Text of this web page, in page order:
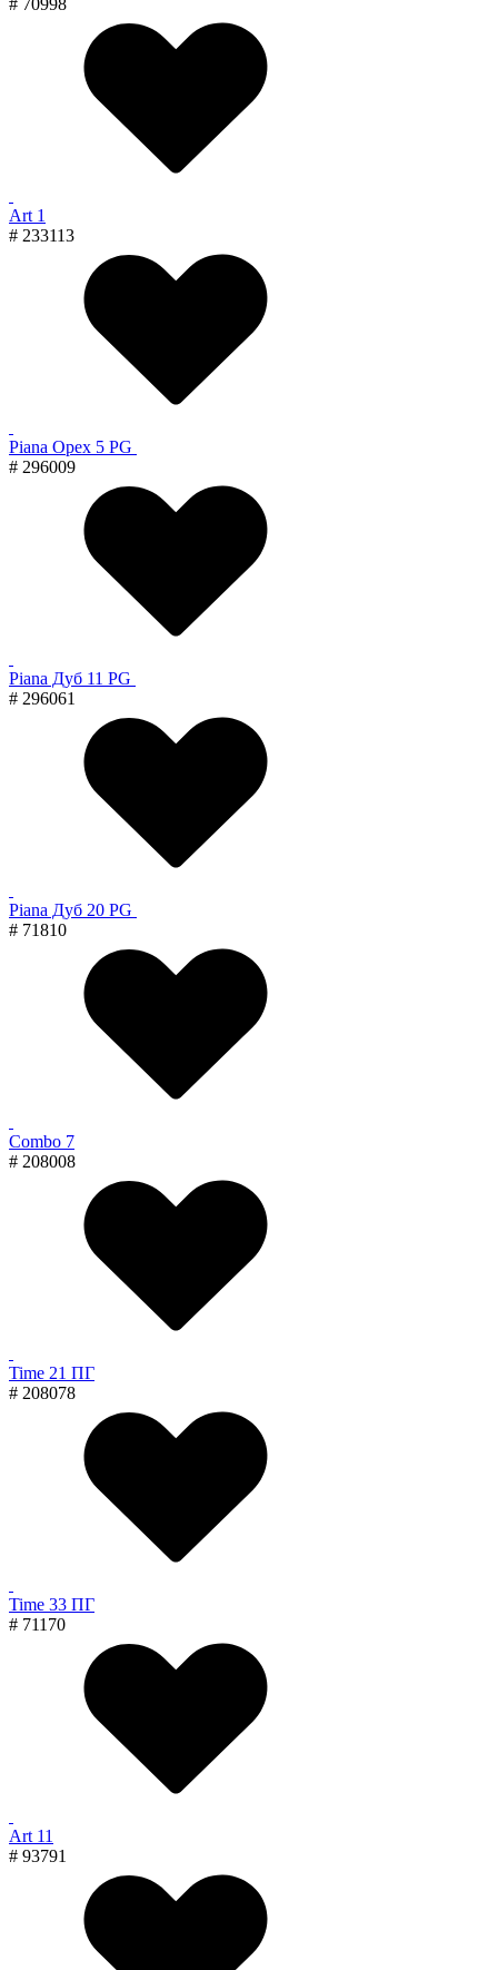
Art 1
# 233113
Piana Орех 5 PG
# 296009
Piana Дуб 11 PG
# 296061
Piana Дуб 20 PG
# 71810
Combo 7
# 208008
Time 21 ПГ
# 208078
Time 33 ПГ
# 71170
Art 11
# 93791